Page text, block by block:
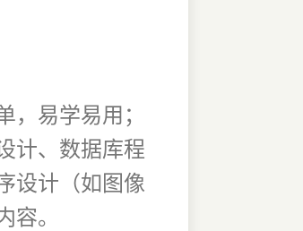
易学易用；
计、数据库程
设计（如图像
。